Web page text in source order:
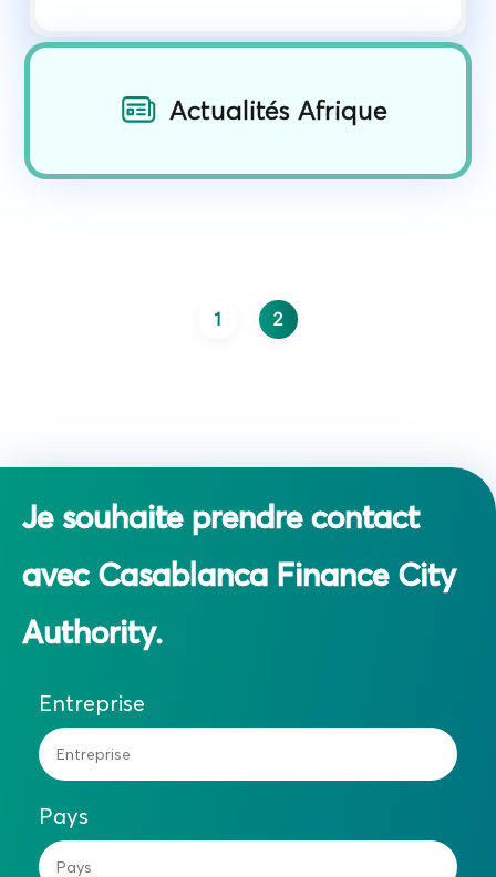
Actualités Afrique
Page
1 Page courante
2
Je souhaite prendre contact
avec Casablanca Finance City
Authority.
Entreprise
Pays